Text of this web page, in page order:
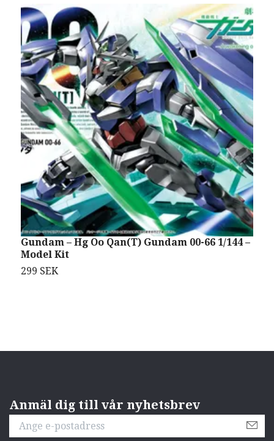
Gundam – Hg Oo Qan(T) Gundam 00-66 1/144 –
Model Kit
299 SEK
Anmäl dig till vår nyhetsbrev